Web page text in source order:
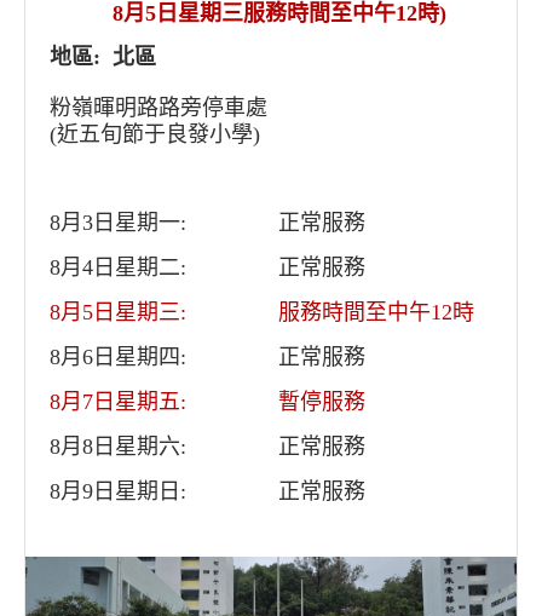
8月5日星期三服務時間至中午12時)
地區: 北區
粉嶺暉明路路旁停車處
(近五旬節于良發小學)
8月3日星期一:
正常服務
8月4日星期二:
正常服務
8月5日星期三:
服務時間至中午12時
8月6日星期四:
正常服務
8月7日星期五:
暫停服務
8月8日星期六:
正常服務
8月9日星期日:
正常服務